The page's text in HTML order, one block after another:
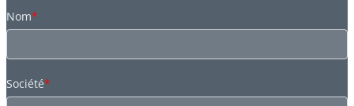
Nom*
Société*